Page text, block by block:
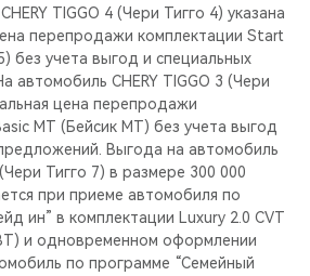
TIGGO 4 (Чери Тигго 4) указана
перепродажи комплектации Start
без учета выгод и специальных
автомобиль CHERY TIGGO 3 (Чери
цена перепродажи
MT (Бейсик МТ) без учета выгод
Выгода на автомобиль
(Чери Тигго 7) в размере 300 000
при приеме автомобиля по
ин” в комплектации Luxury 2.0 CVT
и одновременном оформлении
по программе “Семейный